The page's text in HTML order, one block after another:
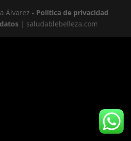
Álvarez - Política de privacidad
| saludablebelleza.com